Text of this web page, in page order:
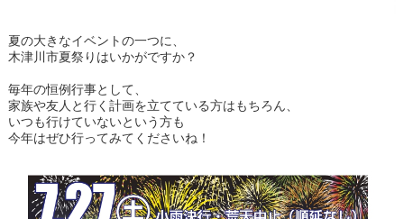
夏の大きなイベントの一つに、
木津川市夏祭りはいかがですか？
毎年の恒例行事として、
家族や友人と行く計画を立てている方はもちろん、
いつも行けていないという方も
今年はぜひ行ってみてくださいね！